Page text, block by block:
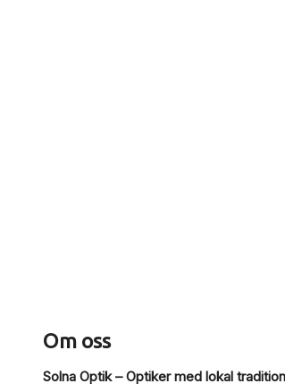
Om oss
Solna Optik – Optiker med lokal